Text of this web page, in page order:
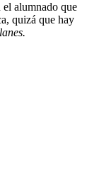
el alumnado que
quizá que hay